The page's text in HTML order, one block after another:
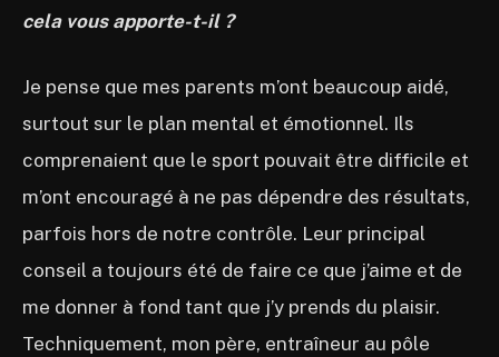
cela vous apporte-t-il ?
Je pense que mes parents m’ont beaucoup aidé,
surtout sur le plan mental et émotionnel. Ils
comprenaient que le sport pouvait être difficile et
m’ont encouragé à ne pas dépendre des résultats,
parfois hors de notre contrôle. Leur principal
conseil a toujours été de faire ce que j’aime et de
me donner à fond tant que j’y prends du plaisir.
Techniquement, mon père, entraîneur au pôle